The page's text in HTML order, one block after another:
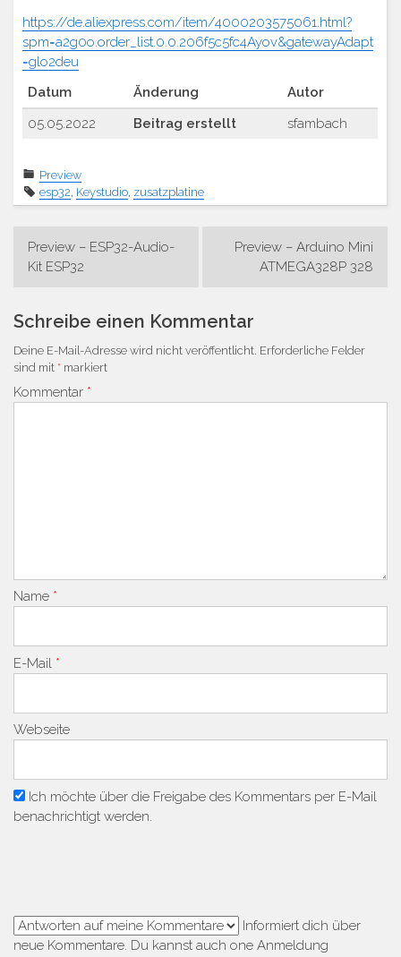
https://de.aliexpress.com/item/4000203575061.html?
spm=a2g0o.order_list.0.0.206f5c5fc4Ayov&gatewayAdapt
=glo2deu
Datum
Änderung
Autor
05.05.2022
Beitrag erstellt sfambach
Preview
esp32, Keystudio, zusatzplatine
Beitrags-
Navigation
Preview – ESP32-Audio-
Kit ESP32
Preview – Arduino Mini
ATMEGA328P 328
Schreibe einen Kommentar
Deine E-Mail-Adresse wird nicht veröffentlicht. Erforderliche Felder
sind mit * markiert
Kommentar *
Name *
E-Mail *
Webseite
Ich möchte über die Freigabe des Kommentars per E-Mail
benachrichtigt werden.
Informiert dich über
neue Kommentare. Du kannst auch one Anmeldung